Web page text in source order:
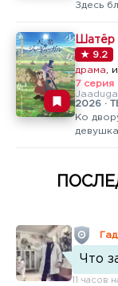
Здесь
земли.
Шатёр
★ 9.2
драма,
7 серия
2026 ·
Ко
вскоре
шестой
Что
11 часов